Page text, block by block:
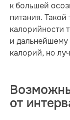
к большей
питания.
калорийности
и дальнейшему
калорий, но
от